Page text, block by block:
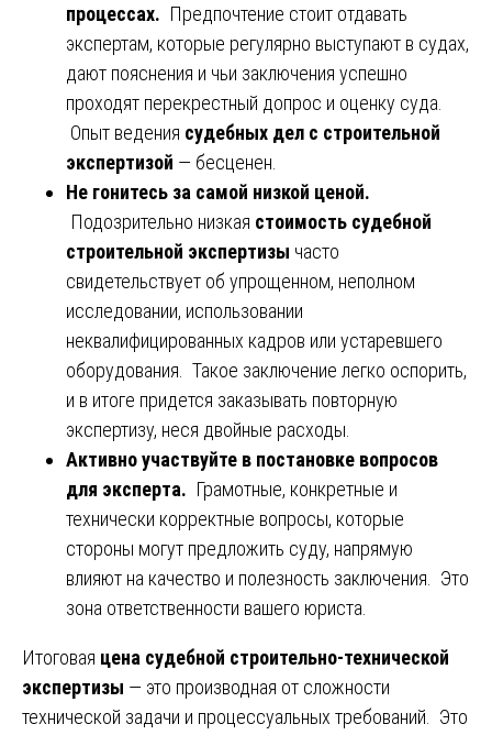
процессах. Предпочтение стоит отдавать
экспертам, которые регулярно выступают в судах,
дают пояснения и чьи заключения успешно
проходят перекрестный допрос и оценку суда.
Опыт ведения судебных дел с строительной
экспертизой — бесценен.
Не гонитесь за самой низкой ценой.
Подозрительно низкая стоимость судебной
строительной экспертизы часто
свидетельствует об упрощенном, неполном
исследовании, использовании
неквалифицированных кадров или устаревшего
оборудования. Такое заключение легко оспорить,
и в итоге придется заказывать повторную
экспертизу, неся двойные расходы.
Активно участвуйте в постановке вопросов
для эксперта. Грамотные, конкретные и
технически корректные вопросы, которые
стороны могут предложить суду, напрямую
влияют на качество и полезность заключения. Это
зона ответственности вашего юриста.
Итоговая цена судебной строительно-технической
экспертизы — это производная от сложности
технической задачи и процессуальных требований. Это